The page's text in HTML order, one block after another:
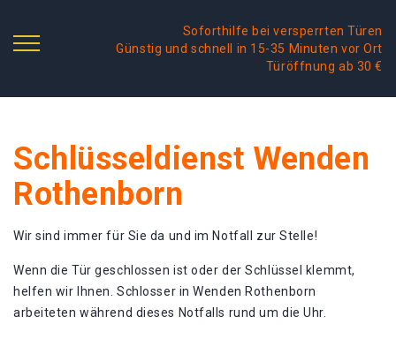
Soforthilfe bei versperrten Türen
Günstig und schnell in 15-35 Minuten vor Ort
Türöffnung ab 30 €
Schlüsseldienst Wenden
Rothenborn
Wir sind immer für Sie da und im Notfall zur Stelle!
Wenn die Tür geschlossen ist oder der Schlüssel klemmt,
helfen wir Ihnen. Schlosser in Wenden Rothenborn
arbeiteten während dieses Notfalls rund um die Uhr.